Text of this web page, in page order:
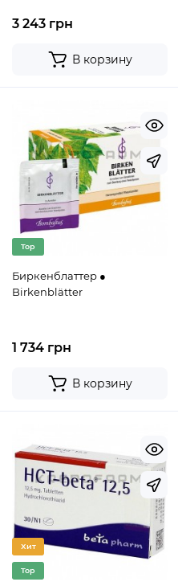
3 243 грн
В корзину
Top
Биркенблаттер ●
Birkenblätter
1 734 грн
В корзину
Хит
Top